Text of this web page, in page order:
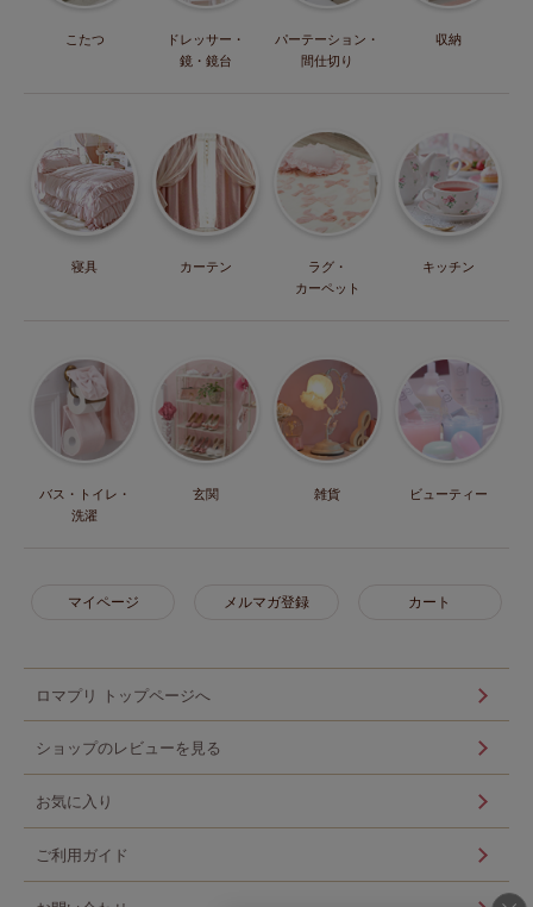
こたつ
ドレッサー・
鏡・鏡台
パーテーション・
間仕切り
収納
寝具 カーテン
ラグ・
カーペット
キッチン
バス・トイレ・
洗濯
玄関 雑貨 ビューティー
マイページ メルマガ登録 カート
ロマプリ トップページへ
ショップのレビューを見る
お気に入り
ご利用ガイド